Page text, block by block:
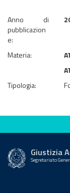
Anno di
pubblicazion
e:
Materia:
Tipologia:
Valuta
Giustizia
Segretariato